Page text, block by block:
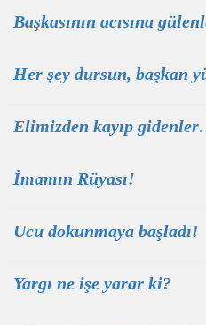
Başkasının acısına
Her şey dursun, başkan
Elimizden kayıp
İmamın Rüyası!
Ucu dokunmaya başladı!
Yargı ne işe yarar ki?